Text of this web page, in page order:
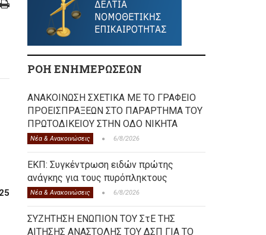
ΡΟΗ ΕΝΗΜΕΡΩΣΕΩΝ
ΑΝΑΚΟΙΝΩΣΗ ΣΧΕΤΙΚΑ ΜΕ ΤΟ ΓΡΑΦΕΙΟ
ΠΡΟΕΙΣΠΡΑΞΕΩΝ ΣΤΟ ΠΑΡΑΡΤΗΜΑ ΤΟΥ
ΠΡΩΤΟΔΙΚΕΙΟΥ ΣΤΗΝ ΟΔΟ ΝΙΚΗΤΑ
Νέα & Ανακοινώσεις 6/8/2026
ΕΚΠ: Συγκέντρωση ειδών πρώτης
ανάγκης για τους πυρόπληκτους
Νέα & Ανακοινώσεις 6/8/2026
ΣΥΖΗΤΗΣΗ ΕΝΩΠΙΟΝ ΤΟΥ ΣτΕ ΤΗΣ
ΑΙΤΗΣΗΣ ΑΝΑΣΤΟΛΗΣ ΤΟΥ ΔΣΠ ΓΙΑ ΤΟ